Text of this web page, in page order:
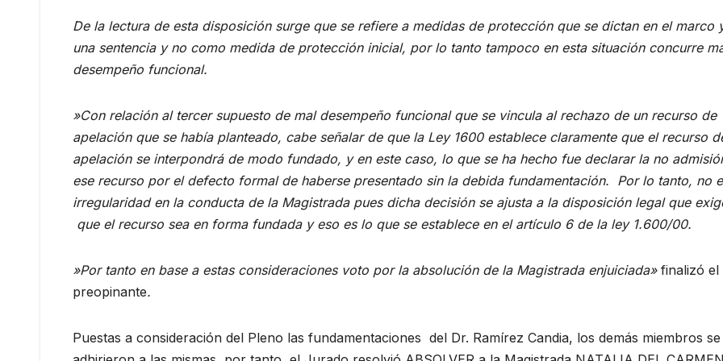
De la lectura de esta disposición surge que se refiere a medidas de protección que se dictan en el marco
una sentencia y no como medida de protección inicial, por lo tanto tampoco en esta situación concurre
desempeño funcional.
»Con relación al tercer supuesto de mal desempeño funcional que se vincula al rechazo de un recurso de
apelación que se había planteado, cabe señalar de que la Ley 1600 establece claramente que el recurso
apelación se interpondrá de modo fundado, y en este caso, lo que se ha hecho fue declarar la no
ese recurso por el defecto formal de haberse presentado sin la debida fundamentación. Por lo tanto, no
irregularidad en la conducta de la Magistrada pues dicha decisión se ajusta a la disposición legal que
que el recurso sea en forma fundada y eso es lo que se establece en el artículo 6 de la ley 1.600/00.
»Por tanto en base a estas consideraciones voto por la absolución de la Magistrada enjuiciada» finalizó el
preopinante.
Puestas a consideración del Pleno las fundamentaciones del Dr. Ramírez Candia, los demás miembros se